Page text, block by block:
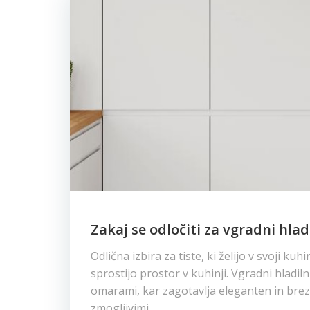
Zakaj se odločiti za vgradni
Odlična izbira za tiste, ki želijo v svoji
sprostijo prostor v kuhinji. Vgradni
omarami, kar zagotavlja eleganten in